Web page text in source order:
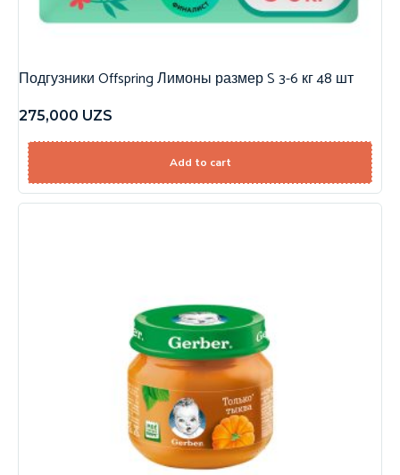
Подгузники Offspring Лимоны размер S 3-6 кг 48 шт
275,000 UZS
Add to cart